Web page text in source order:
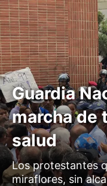
Guardia
marcha de
salud
Los protestantes
miraflores, sin